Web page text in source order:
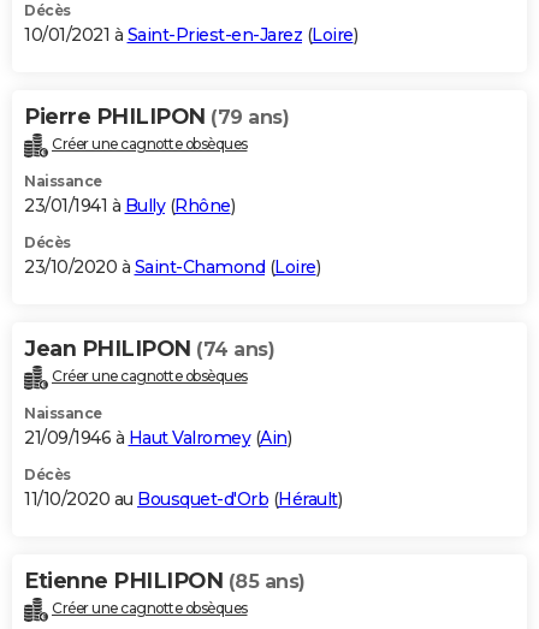
Décès
10/01/2021 à Saint-Priest-en-Jarez (Loire)
Pierre PHILIPON (79 ans)
Créer une cagnotte obsèques
Naissance
23/01/1941 à Bully(Rhône)
Décès
23/10/2020 à Saint-Chamond (Loire)
Jean PHILIPON (74 ans)
Créer une cagnotte obsèques
Naissance
21/09/1946 à Haut Valromey(Ain)
Décès
11/10/2020 au Bousquet-d'Orb (Hérault)
Etienne PHILIPON (85 ans)
Créer une cagnotte obsèques